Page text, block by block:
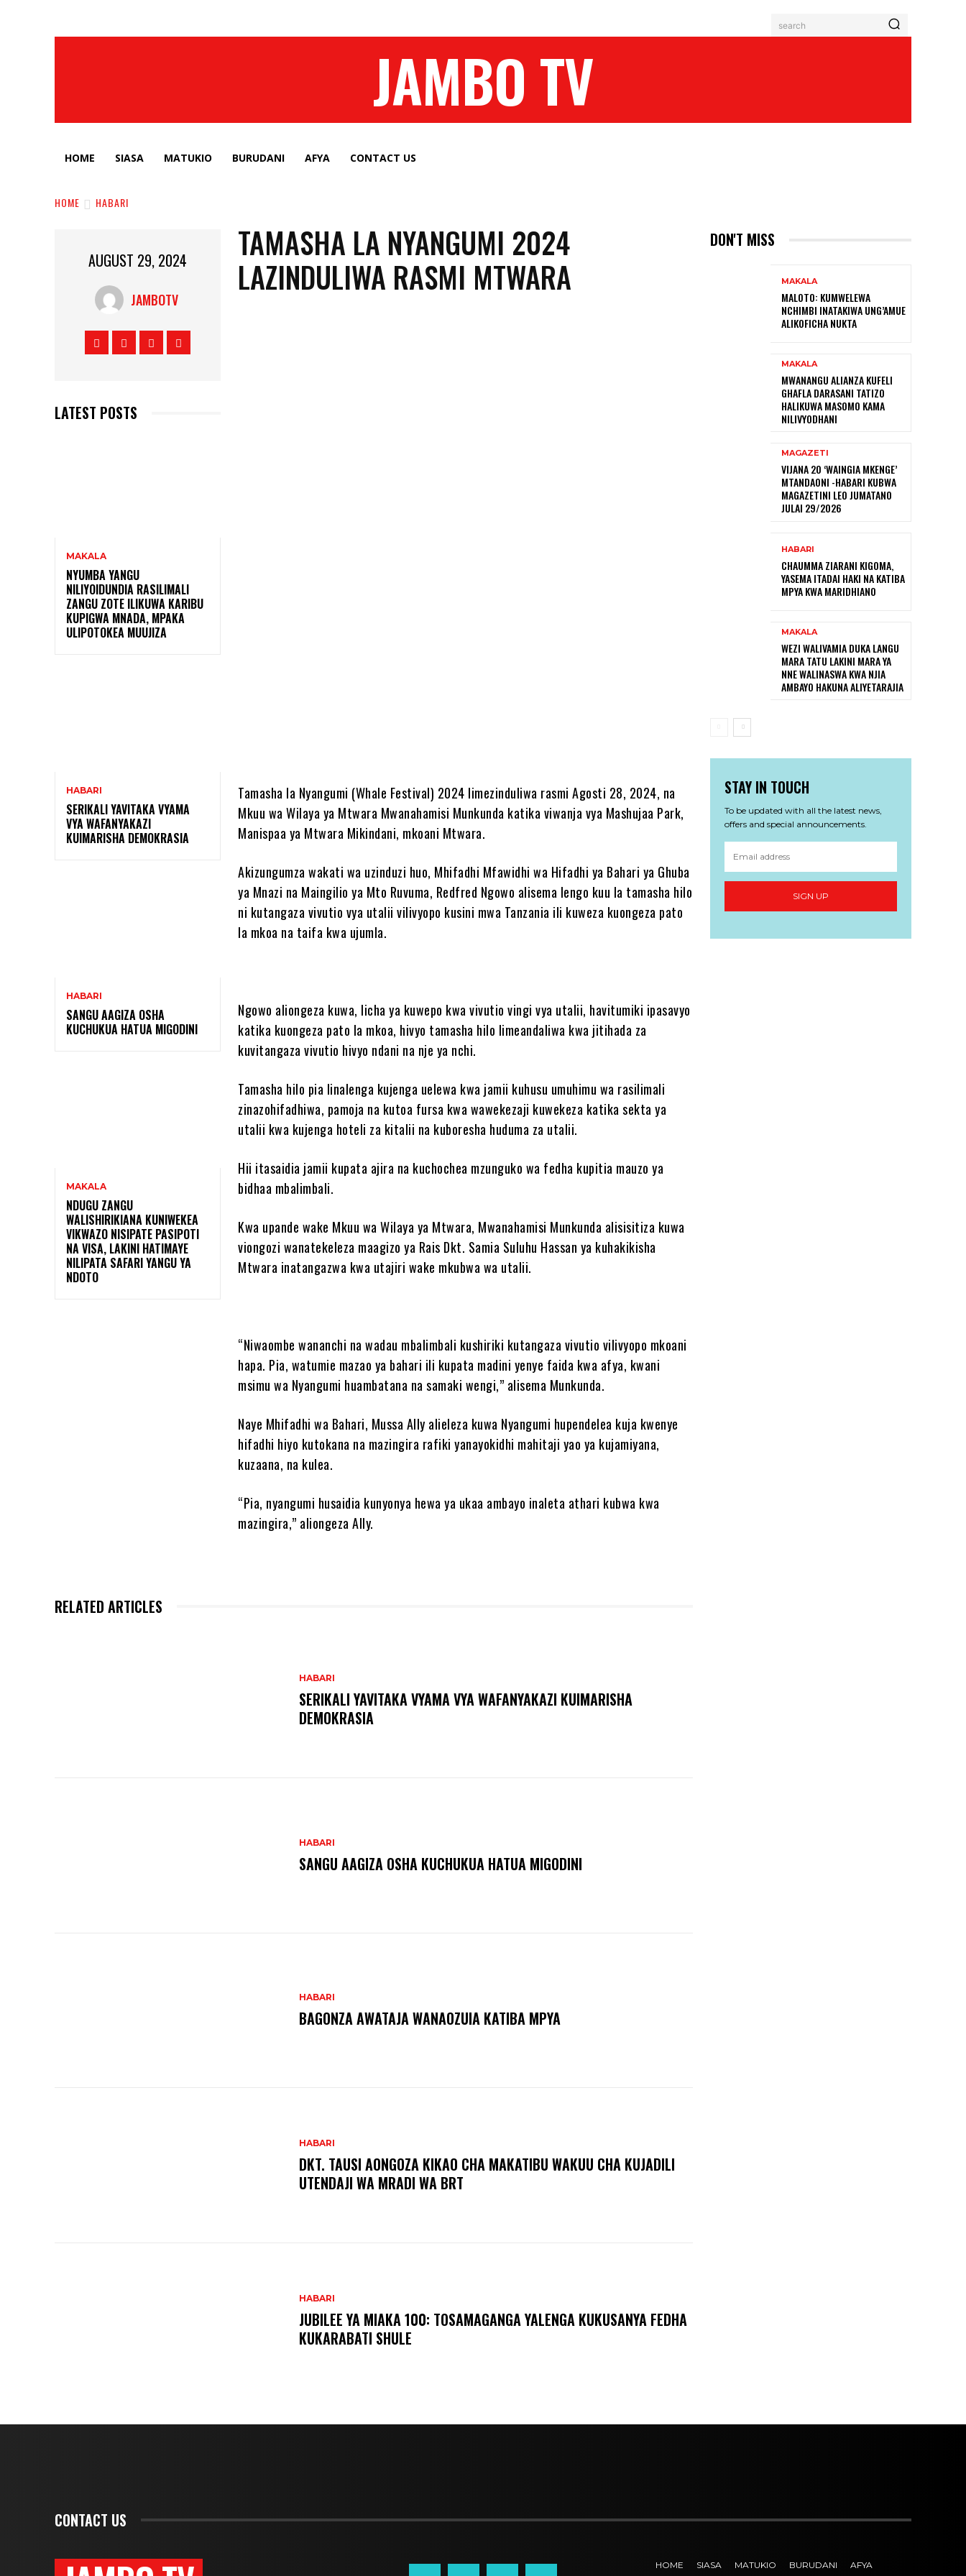
search
JAMBO TV
HOME SIASA MATUKIO BURUDANI AFYA CONTACT US
HOME HABARI
AUGUST 29, 2024
JAMBOTV
LATEST POSTS
MAKALA
NYUMBA YANGU
NILIYOIDUNDIA RASILIMALI
ZANGU ZOTE ILIKUWA KARIBU
KUPIGWA MNADA, MPAKA
ULIPOTOKEA MUUJIZA
HABARI
SERIKALI YAVITAKA VYAMA
VYA WAFANYAKAZI
KUIMARISHA DEMOKRASIA
HABARI
SANGU AAGIZA OSHA
KUCHUKUA HATUA MIGODINI ‎
MAKALA
NDUGU ZANGU
WALISHIRIKIANA KUNIWEKEA
VIKWAZO NISIPATE PASIPOTI
NA VISA, LAKINI HATIMAYE
NILIPATA SAFARI YANGU YA
NDOTO
TAMASHA LA NYANGUMI 2024
LAZINDULIWA RASMI MTWARA
Tamasha la Nyangumi (Whale Festival) 2024 limezinduliwa rasmi Agosti 28, 2024, na
Mkuu wa Wilaya ya Mtwara Mwanahamisi Munkunda katika viwanja vya Mashujaa Park,
Manispaa ya Mtwara Mikindani, mkoani Mtwara.
Akizungumza wakati wa uzinduzi huo, Mhifadhi Mfawidhi wa Hifadhi ya Bahari ya Ghuba
ya Mnazi na Maingilio ya Mto Ruvuma, Redfred Ngowo alisema lengo kuu la tamasha hilo
ni kutangaza vivutio vya utalii vilivyopo kusini mwa Tanzania ili kuweza kuongeza pato
la mkoa na taifa kwa ujumla.
Ngowo aliongeza kuwa, licha ya kuwepo kwa vivutio vingi vya utalii, havitumiki ipasavyo
katika kuongeza pato la mkoa, hivyo tamasha hilo limeandaliwa kwa jitihada za
kuvitangaza vivutio hivyo ndani na nje ya nchi.
Tamasha hilo pia linalenga kujenga uelewa kwa jamii kuhusu umuhimu wa rasilimali
zinazohifadhiwa, pamoja na kutoa fursa kwa wawekezaji kuwekeza katika sekta ya
utalii kwa kujenga hoteli za kitalii na kuboresha huduma za utalii.
Hii itasaidia jamii kupata ajira na kuchochea mzunguko wa fedha kupitia mauzo ya
bidhaa mbalimbali.
Kwa upande wake Mkuu wa Wilaya ya Mtwara, Mwanahamisi Munkunda alisisitiza kuwa
viongozi wanatekeleza maagizo ya Rais Dkt. Samia Suluhu Hassan ya kuhakikisha
Mtwara inatangazwa kwa utajiri wake mkubwa wa utalii.
“Niwaombe wananchi na wadau mbalimbali kushiriki kutangaza vivutio vilivyopo mkoani
hapa. Pia, watumie mazao ya bahari ili kupata madini yenye faida kwa afya, kwani
msimu wa Nyangumi huambatana na samaki wengi,” alisema Munkunda.
Naye Mhifadhi wa Bahari, Mussa Ally alieleza kuwa Nyangumi hupendelea kuja kwenye
hifadhi hiyo kutokana na mazingira rafiki yanayokidhi mahitaji yao ya kujamiyana,
kuzaana, na kulea.
“Pia, nyangumi husaidia kunyonya hewa ya ukaa ambayo inaleta athari kubwa kwa
mazingira,” aliongeza Ally.
RELATED ARTICLES
HABARI
SERIKALI YAVITAKA VYAMA VYA WAFANYAKAZI KUIMARISHA
DEMOKRASIA
HABARI
SANGU AAGIZA OSHA KUCHUKUA HATUA MIGODINI ‎
HABARI
BAGONZA AWATAJA WANAOZUIA KATIBA MPYA
HABARI
DKT. TAUSI AONGOZA KIKAO CHA MAKATIBU WAKUU CHA KUJADILI
UTENDAJI WA MRADI WA BRT
HABARI
JUBILEE YA MIAKA 100: TOSAMAGANGA YALENGA KUKUSANYA FEDHA
KUKARABATI SHULE
DON'T MISS
MAKALA
MALOTO: KUMWELEWA
NCHIMBI INATAKIWA UNG’AMUE
ALIKOFICHA NUKTA
MAKALA
MWANANGU ALIANZA KUFELI
GHAFLA DARASANI TATIZO
HALIKUWA MASOMO KAMA
NILIVYODHANI
MAGAZETI
VIJANA 20 ‘WAINGIA MKENGE’
MTANDAONI -HABARI KUBWA
MAGAZETINI LEO JUMATANO
JULAI 29/2026
HABARI
CHAUMMA ZIARANI KIGOMA,
YASEMA ITADAI HAKI NA KATIBA
MPYA KWA MARIDHIANO
MAKALA
WEZI WALIVAMIA DUKA LANGU
MARA TATU LAKINI MARA YA
NNE WALINASWA KWA NJIA
AMBAYO HAKUNA ALIYETARAJIA
STAY IN TOUCH
To be updated with all the latest news,
offers and special announcements.
SIGN UP
CONTACT US
HOME SIASA MATUKIO BURUDANI AFYA